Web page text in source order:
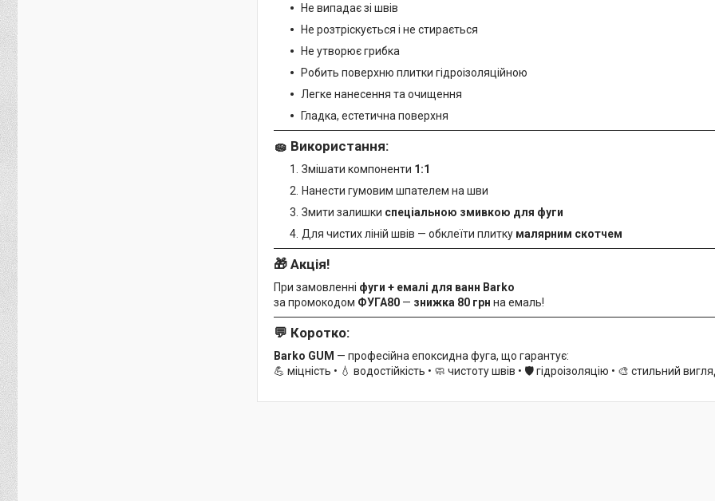
Не випадає зі швів
Не розтріскується і не стирається
Не утворює грибка
Робить поверхню плитки гідроізоляційною
Легке нанесення та очищення
Гладка, естетична поверхня
🧽 Використання:
Змішати компоненти 1:1
Нанести гумовим шпателем на шви
Змити залишки спеціальною змивкою для фуги
Для чистих ліній швів — обклеїти плитку малярним скотчем
🎁 Акція!
При замовленні фуги + емалі для ванн Barko
за промокодом ФУГА80 — знижка 80 грн на емаль!
💬 Коротко:
Barko GUM — професійна епоксидна фуга, що гарантує:
💪 міцність • 💧 водостійкість • 🧼 чистоту швів • 🛡️ гідроізоляцію • 🎨 стильний